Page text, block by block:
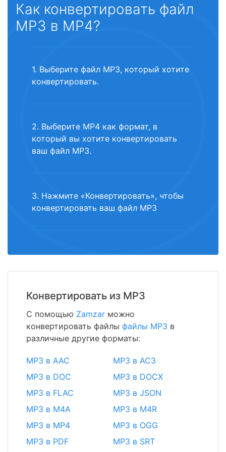
Как конвертировать файл
MP3 в MP4?
1. Выберите файл MP3, который хотите
конвертировать.
2. Выберите MP4 как формат, в
который вы хотите конвертировать
ваш файл MP3.
3. Нажмите «Конвертировать», чтобы
конвертировать ваш файл MP3
Конвертировать из MP3
С помощью Zamzar можно
конвертировать файлы файлы MP3 в
различные другие форматы:
MP3 в AAC
MP3 в AC3
MP3 в DOC
MP3 в DOCX
MP3 в FLAC
MP3 в JSON
MP3 в M4A
MP3 в M4R
MP3 в MP4
MP3 в OGG
MP3 в PDF
MP3 в SRT